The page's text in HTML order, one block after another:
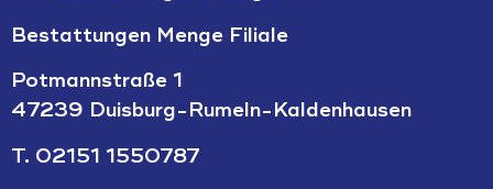
Bestattungen Menge Filiale
Potmannstraße 1
47239 Duisburg-Rumeln-Kaldenhausen
T. 02151 1550787